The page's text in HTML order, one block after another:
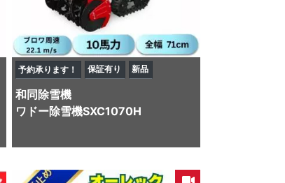
予約承ります！ 保証有り 新品
和同除雪機
ワドー除雪機SXC1070H